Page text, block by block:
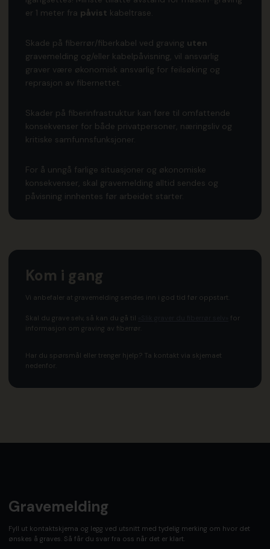
er 1 meter fra påvist kabeltrase.
Skade på fiberrør/fiberkabel ved graving uten
gravemelding og/eller kabelpåvisning, vil ansvarlig
graver være økonomisk ansvarlig for feilsøking og
reprasjon av fibernettet.
Skader på fiberinfrastruktur kan føre til omfattende
konsekvenser for både privatpersoner, næringsliv og
kritiske samfunnsfunksjoner.
For å unngå farlige situasjoner og økonomiske
konsekvenser, skal gravemelding alltid sendes og
påvisning innhentes før arbeidet starter.
Kom i gang
Vi anbefaler at gravemelding sendes inn i god tid før oppstart.
Skal du grave selv, så kan du gå til
for
informasjon om graving av fiberrør.
Har du spørsmål eller trenger hjelp? Ta kontakt via skjemaet
nedenfor.
Gravemelding
Fyll ut kontaktskjema og legg ved utsnitt med tydelig merking om hvor det
ønskes å graves. Så får du svar fra oss når det er klart.